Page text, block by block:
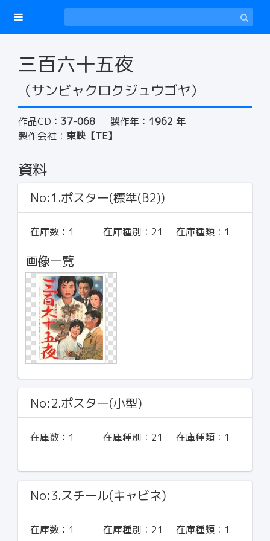
三百六十五夜
（サンビャクロクジュウゴヤ）
作品CD： 37-068 製作年： 1962 年
製作会社： 東映【TE】
資料
No:1.ポスター(標準(B2))
在庫数： 1 在庫種別： 21 在庫種類： 1
画像一覧
No:2.ポスター(小型)
在庫数： 1 在庫種別： 21 在庫種類： 1
No:3.スチール(キャビネ)
在庫数： 1 在庫種別： 21 在庫種類： 1